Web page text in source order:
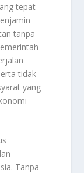
tepat
tanpa
tidak
yang
Tanpa